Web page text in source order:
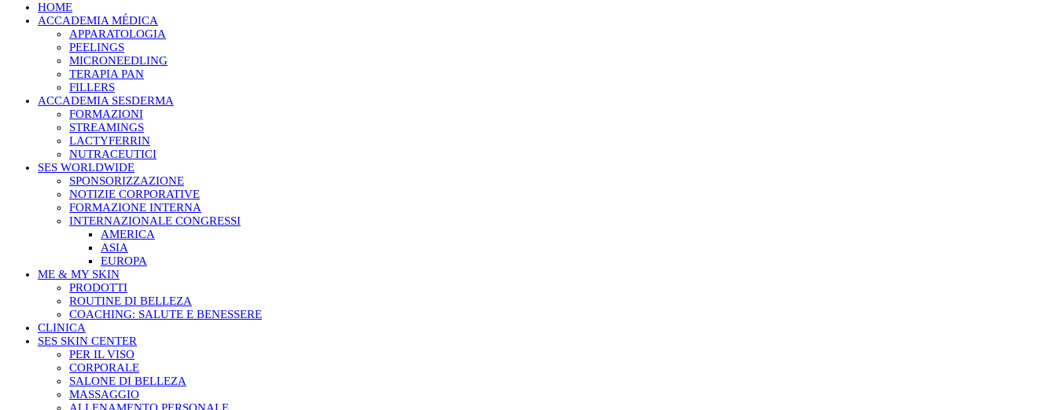
HOME
ACCADEMIA MÉDICA
APPARATOLOGIA
PEELINGS
MICRONEEDLING
TERAPIA PAN
FILLERS
ACCADEMIA SESDERMA
FORMAZIONI
STREAMINGS
LACTYFERRIN
NUTRACEUTICI
SES WORLDWIDE
SPONSORIZZAZIONE
NOTIZIE CORPORATIVE
FORMAZIONE INTERNA
INTERNAZIONALE CONGRESSI
AMERICA
ASIA
EUROPA
ME & MY SKIN
PRODOTTI
ROUTINE DI BELLEZA
COACHING: SALUTE E BENESSERE
CLINICA
SES SKIN CENTER
PER IL VISO
CORPORALE
SALONE DI BELLEZA
MASSAGGIO